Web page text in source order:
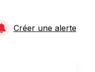
Créer une alerte